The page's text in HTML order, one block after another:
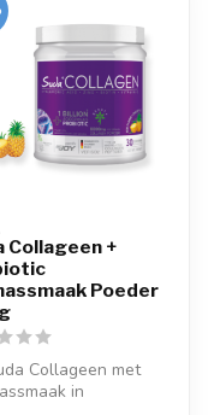
Collageen +
Poeder
Collageen met
in